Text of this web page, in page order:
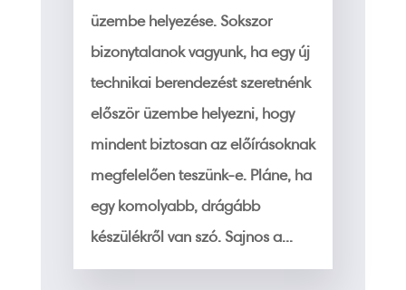
üzembe helyezése. Sokszor
bizonytalanok vagyunk, ha egy új
technikai berendezést szeretnénk
először üzembe helyezni, hogy
mindent biztosan az előírásoknak
megfelelően teszünk-e. Pláne, ha
egy komolyabb, drágább
készülékről van szó. Sajnos a...